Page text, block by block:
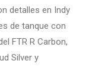
detalles en Indy
de tanque con
FTR R Carbon,
Silver y